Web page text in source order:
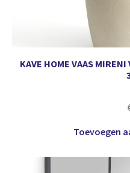
KAVE HOME VAAS
Toevoegen